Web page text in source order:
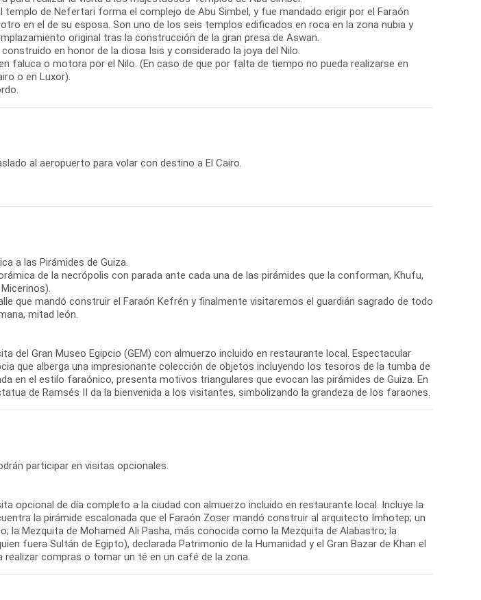
templo de Nefertari forma el complejo de Abu Simbel, y fue mandado erigir por el Faraón
en el de su esposa. Son uno de los seis templos edificados en roca en la zona nubia y
original tras la construcción de la gran presa de Aswan.
en honor de la diosa Isis y considerado la joya del Nilo.
faluca o motora por el Nilo. (En caso de que por falta de tiempo no pueda realizarse en
o en Luxor).
al aeropuerto para volar con destino a El Cairo.
a las Pirámides de Guiza.
de la necrópolis con parada ante cada una de las pirámides que la conforman, Khufu,
que mandó construir el Faraón Kefrén y finalmente visitaremos el guardián sagrado de todo
mitad león.
del Gran Museo Egipcio (GEM) con almuerzo incluido en restaurante local. Espectacular
que alberga una impresionante colección de objetos incluyendo los tesoros de la tumba de
en el estilo faraónico, presenta motivos triangulares que evocan las pirámides de Guiza. En
de Ramsés II da la bienvenida a los visitantes, simbolizando la grandeza de los faraones.
participar en visitas opcionales.
opcional de día completo a la ciudad con almuerzo incluido en restaurante local. Incluye la
la pirámide escalonada que el Faraón Zoser mandó construir al arquitecto Imhotep; un
la Mezquita de Mohamed Ali Pasha, más conocida como la Mezquita de Alabastro; la
fuera Sultán de Egipto), declarada Patrimonio de la Humanidad y el Gran Bazar de Khan el
realizar compras o tomar un té en un café de la zona.